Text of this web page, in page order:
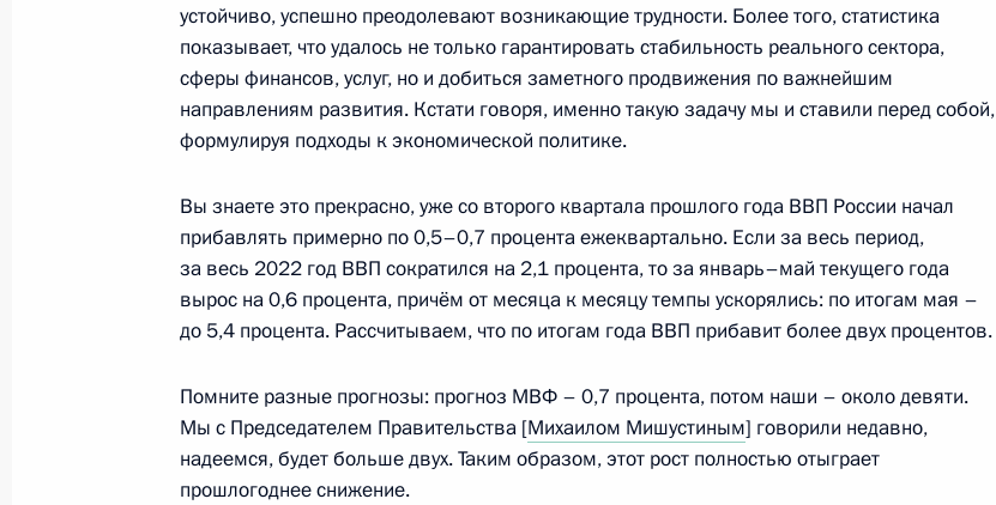
Подписан закон, направленный на снятие избыточных барьеров
при трудоустройстве несовершеннолетних в возрасте от 14 до 15
лет
13 июня 2023 года, 19:20
Совещание по экономическим вопросам
11 апреля 2023 года, 17:30
Подписан закон об увеличении до 2 миллионов рублей
страховой выплаты при смерти на производстве
3 апреля 2023 года, 11:45
устойчиво, успешно преодолевают возникающие трудности. Более того, статистика
показывает, что удалось не только гарантировать стабильность реального сектора,
сферы финансов, услуг, но и добиться заметного продвижения по важнейшим
направлениям развития. Кстати говоря, именно такую задачу мы и ставили перед собой,
формулируя подходы к экономической политике.
Вы знаете это прекрасно, уже со второго квартала прошлого года ВВП России начал
прибавлять примерно по 0,5–0,7 процента ежеквартально. Если за весь период,
за весь 2022 год ВВП сократился на 2,1 процента, то за январь–май текущего года
вырос на 0,6 процента, причём от месяца к месяцу темпы ускорялись: по итогам мая –
до 5,4 процента. Рассчитываем, что по итогам года ВВП прибавит более двух процентов.
Помните разные прогнозы: прогноз МВФ – 0,7 процента, потом наши – около девяти.
Мы с Председателем Правительства [Михаилом Мишустиным] говорили недавно,
надеемся, будет больше двух. Таким образом, этот рост полностью отыграет
прошлогоднее снижение.